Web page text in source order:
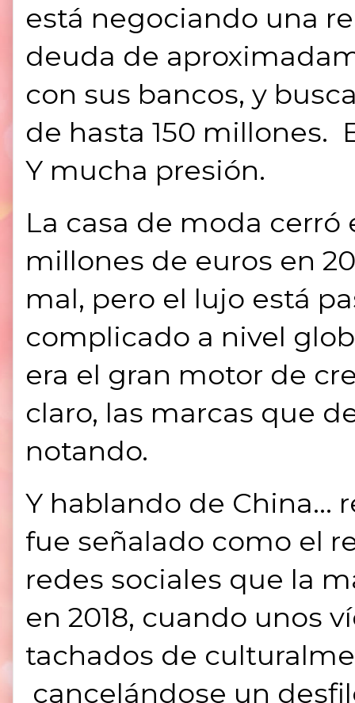
está negociando una
deuda de
con sus bancos, y
de hasta 150 millones.
Y mucha presión.
La casa de moda cerró
millones de euros en
mal, pero el lujo está
complicado a nivel
era el gran motor de
claro, las marcas que
notando.
Y hablando de China...
fue señalado como el
redes sociales que la
en 2018, cuando unos
tachados de
cancelándose un